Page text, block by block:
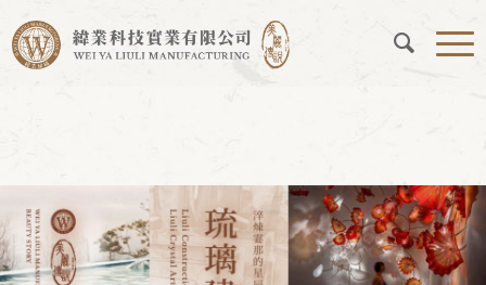
Home
您現在的位置： 首頁